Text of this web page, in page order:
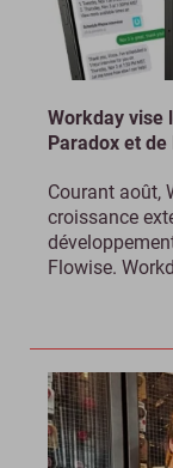
Workday vise
Paradox et
Courant août,
croissance
Flowise.